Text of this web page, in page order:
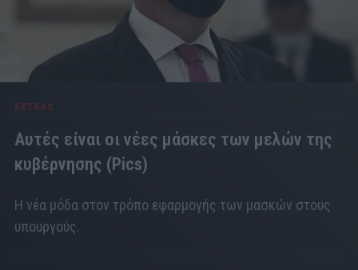
EXTRAS
Αυτές είναι οι νέες μάσκες των μελών της
κυβέρνησης (Pics)
Η νέα μόδα στον τρόπο εφαρμογής των μασκών στους
υπουργούς.